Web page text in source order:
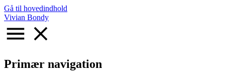
Gå til hovedindhold
Vivian Bondy
Primær navigation